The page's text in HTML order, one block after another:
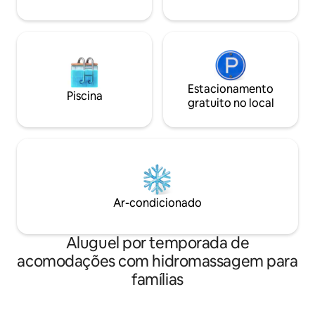
equipado, com maquina de lavar loiça,
O Camões Studio tem uma localização
privilegiada, a uma curta caminhada de
vários pontos de interesse e do centro
de Bragança. Este alojamento é
preço/qualidade no Bragança! Os
nesta cidade. Falamos o seu idioma!
Piscina
Estacionamento
gratuito no local
Ar-condicionado
Aluguel por temporada de
acomodações com hidromassagem para
famílias